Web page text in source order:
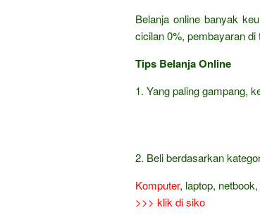
Belanja online banyak
cicilan 0%, pembayaran
Tips Belanja Online
1. Yang paling gampang,
2. Beli berdasarkan
Komputer, laptop,
>>> klik di siko